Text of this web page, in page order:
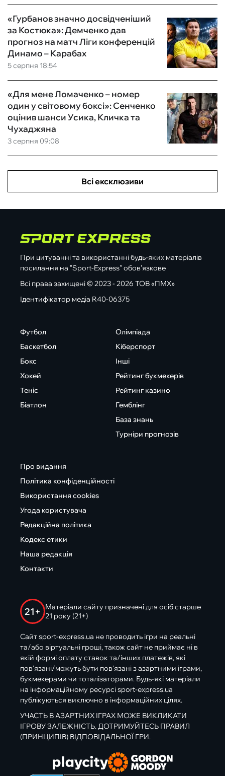
5 серпня 18:54
«Гурбанов значно досвідченіший
за Костюка»: Демченко дав
прогноз на матч Ліги конференцій
Динамо – Карабах
3 серпня 09:08
«Для мене Ломаченко – номер
один у світовому боксі»: Сенченко
оцінив шанси Усика, Кличка та
Чухаджяна
Всі ексклюзиви
При цитуванні та використанні будь-яких матеріалів
посилання на "Sport-Express" обов'язкове
Всі права захищені © 2023 - 2026 ТОВ «ПМХ»
Ідентифікатор медіа R40-06375
Футбол
Баскетбол
Бокс
Хокей
Теніс
Біатлон
Олімпіада
Кіберспорт
Інші
Рейтинг букмекерів
Рейтинг казино
Гемблінг
База знань
Турніри прогнозів
Про видання
Політика конфіденційності
Використання cookies
Угода користувача
Редакційна політика
Кодекс етики
Наша редакція
Контакти
21+
Матеріали сайту призначені для осіб старше
21 року (21+)
Сайт sport-express.ua не проводить ігри на реальні
та/або віртуальні гроші, також сайт не приймає ні в
якій формі оплату ставок та/інших платежів, які
пов’язані/можуть бути пов’язані з азартними іграми,
букмекерами чи тоталізаторами. Будь-які матеріали
на інформаційному ресурсі sport-express.ua
публікуються виключно в інформаційних цілях.
УЧАСТЬ В АЗАРТНИХ ІГРАХ МОЖЕ ВИКЛИКАТИ
ІГРОВУ ЗАЛЕЖНІСТЬ. ДОТРИМУЙТЕСЬ ПРАВИЛ
(ПРИНЦИПІВ) ВІДПОВІДАЛЬНОЇ ГРИ.